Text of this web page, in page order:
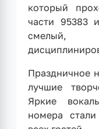
который
части 95383
смелый,
Праздничное
лучшие
Яркие
номера